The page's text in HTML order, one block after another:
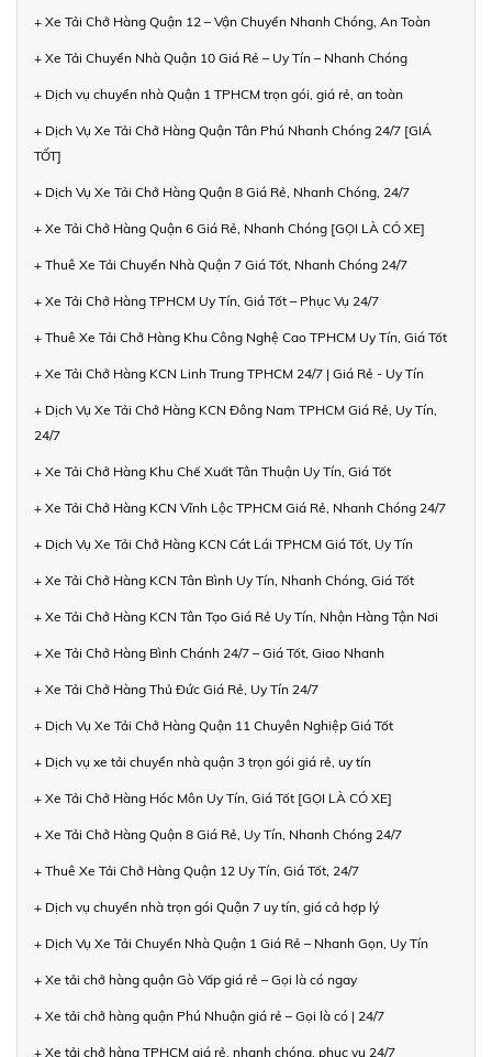
+ Xe Tải Chở Hàng Quận 12 – Vận Chuyển Nhanh Chóng, An Toàn
+ Xe Tải Chuyển Nhà Quận 10 Giá Rẻ – Uy Tín – Nhanh Chóng
+ Dịch vụ chuyển nhà Quận 1 TPHCM trọn gói, giá rẻ, an toàn
+ Dịch Vụ Xe Tải Chở Hàng Quận Tân Phú Nhanh Chóng 24/7 [GIÁ
TỐT]
+ Dịch Vụ Xe Tải Chở Hàng Quận 8 Giá Rẻ, Nhanh Chóng, 24/7
+ Xe Tải Chở Hàng Quận 6 Giá Rẻ, Nhanh Chóng [GỌI LÀ CÓ XE]
+ Thuê Xe Tải Chuyển Nhà Quận 7 Giá Tốt, Nhanh Chóng 24/7
+ Xe Tải Chở Hàng TPHCM Uy Tín, Giá Tốt – Phục Vụ 24/7
+ Thuê Xe Tải Chở Hàng Khu Công Nghệ Cao TPHCM Uy Tín, Giá Tốt
+ Xe Tải Chở Hàng KCN Linh Trung TPHCM 24/7 | Giá Rẻ - Uy Tín
+ Dịch Vụ Xe Tải Chở Hàng KCN Đông Nam TPHCM Giá Rẻ, Uy Tín,
24/7
+ Xe Tải Chở Hàng Khu Chế Xuất Tân Thuận Uy Tín, Giá Tốt
+ Xe Tải Chở Hàng KCN Vĩnh Lộc TPHCM Giá Rẻ, Nhanh Chóng 24/7
+ Dịch Vụ Xe Tải Chở Hàng KCN Cát Lái TPHCM Giá Tốt, Uy Tín
+ Xe Tải Chở Hàng KCN Tân Bình Uy Tín, Nhanh Chóng, Giá Tốt
+ Xe Tải Chở Hàng KCN Tân Tạo Giá Rẻ Uy Tín, Nhận Hàng Tận Nơi
+ Xe Tải Chở Hàng Bình Chánh 24/7 – Giá Tốt, Giao Nhanh
+ Xe Tải Chở Hàng Thủ Đức Giá Rẻ, Uy Tín 24/7
+ Dịch Vụ Xe Tải Chở Hàng Quận 11 Chuyên Nghiệp Giá Tốt
+ Dịch vụ xe tải chuyển nhà quận 3 trọn gói giá rẻ, uy tín
+ Xe Tải Chở Hàng Hóc Môn Uy Tín, Giá Tốt [GỌI LÀ CÓ XE]
+ Xe Tải Chở Hàng Quận 8 Giá Rẻ, Uy Tín, Nhanh Chóng 24/7
+ Thuê Xe Tải Chở Hàng Quận 12 Uy Tín, Giá Tốt, 24/7
+ Dịch vụ chuyển nhà trọn gói Quận 7 uy tín, giá cả hợp lý
+ Dịch Vụ Xe Tải Chuyển Nhà Quận 1 Giá Rẻ – Nhanh Gọn, Uy Tín
+ Xe tải chở hàng quận Gò Vấp giá rẻ – Gọi là có ngay
+ Xe tải chở hàng quận Phú Nhuận giá rẻ – Gọi là có | 24/7
+ Xe tải chở hàng TPHCM giá rẻ, nhanh chóng, phục vụ 24/7